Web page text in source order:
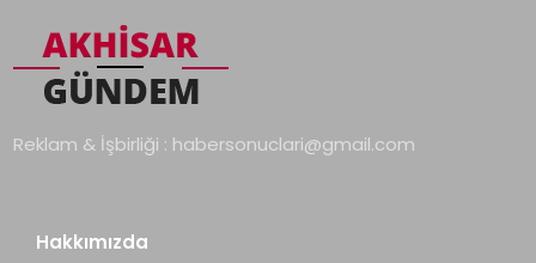
Reklam & İşbirliği : habersonuclari@gmail.com
Hakkımızda